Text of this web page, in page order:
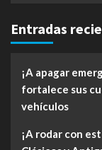
Entradas
¡A apagar
fortalece sus
vehículos
¡A rodar con